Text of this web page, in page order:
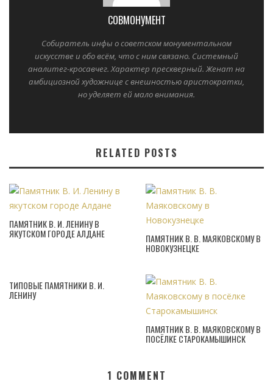
СОВМОНУМЕНТ
Собиратель инфы о советском монументальном
искусстве и обо всём, что с ним связано. Системный
аналитег-кросавчег. Характер прескверный. Женат на
амбициозной художнице с внешностью аристократки,
но уделяет ей мало внимания.
RELATED POSTS
ПАМЯТНИК В. И. ЛЕНИНУ В
ЯКУТСКОМ ГОРОДЕ АЛДАНЕ ПАМЯТНИК В. В. МАЯКОВСКОМУ В
НОВОКУЗНЕЦКЕ
ТИПОВЫЕ ПАМЯТНИКИ В. И.
ЛЕНИНУ
ПАМЯТНИК В. В. МАЯКОВСКОМУ В
ПОСЁЛКЕ СТАРОКАМЫШИНСК
1 COMMENT